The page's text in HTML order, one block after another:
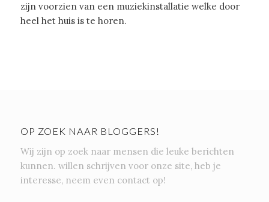
zijn voorzien van een muziekinstallatie welke door
heel het huis is te horen.
OP ZOEK NAAR BLOGGERS!
Wij zijn op zoek naar mensen die leuke berichten
kunnen. willen schrijven voor onze site, heb je
interesse, neem even contact op!